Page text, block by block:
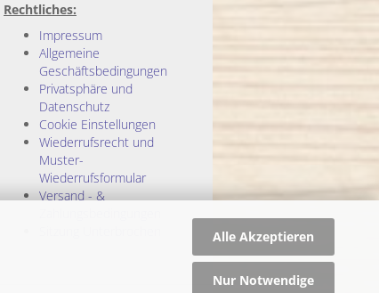
Alle Akzeptieren
Nur Notwendige
Rechtliches:
Impressum
Allgemeine
Geschäftsbedingungen
Privatsphäre und
Datenschutz
Cookie Einstellungen
Wiederrufsrecht und
Muster-
Wiederrufsformular
Versand - &